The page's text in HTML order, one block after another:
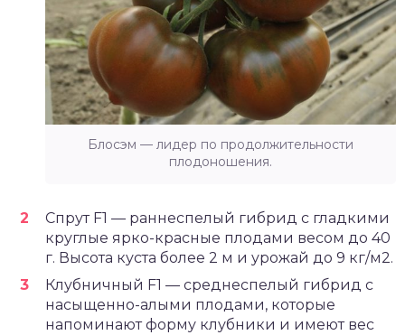
Блосэм — лидер по продолжительности
плодоношения.
Спрут F1 — раннеспелый гибрид с гладкими
круглые ярко-красные плодами весом до 40
г. Высота куста более 2 м и урожай до 9 кг/м2.
Клубничный F1 — среднеспелый гибрид с
насыщенно-алыми плодами, которые
напоминают форму клубники и имеют вес